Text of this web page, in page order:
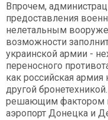
Впрочем,
предоставления
нелетальным
возможности
украинской армии -
переносного
как российская
другой
решающим фактором
аэропорт Донецка и